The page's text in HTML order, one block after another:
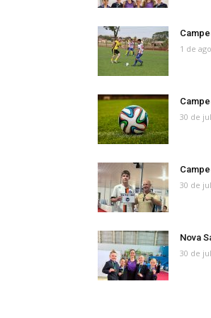
1 de
30 de
30 de
Nova
30 de